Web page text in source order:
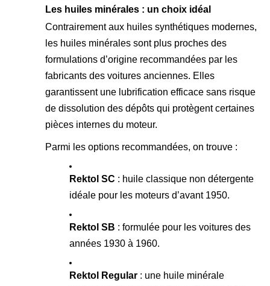
Les huiles minérales : un choix idéal
Contrairement aux huiles synthétiques modernes,
les huiles minérales sont plus proches des
formulations d’origine recommandées par les
fabricants des voitures anciennes. Elles
garantissent une lubrification efficace sans risque
de dissolution des dépôts qui protègent certaines
pièces internes du moteur.
Parmi les options recommandées, on trouve :
Rektol SC : huile classique non détergente
idéale pour les moteurs d’avant 1950.
Rektol SB : formulée pour les voitures des
années 1930 à 1960.
Rektol Regular : une huile minérale